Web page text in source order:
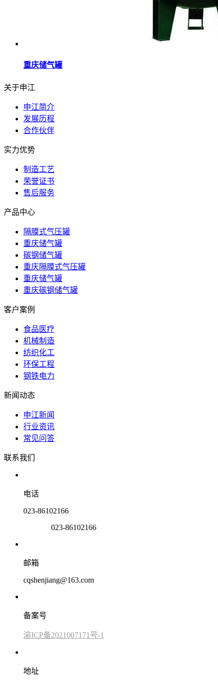
重庆储气罐
关于申江
申江简介
发展历程
合作伙伴
实力优势
制造工艺
荣誉证书
售后服务
产品中心
隔膜式气压罐
重庆储气罐
碳钢储气罐
重庆隔膜式气压罐
重庆储气罐
重庆碳钢储气罐
客户案例
食品医疗
机械制造
纺织化工
环保工程
钢铁电力
新闻动态
申江新闻
行业资讯
常见问答
联系我们
电话
023-86102166
023-86102166
邮箱
cqshenjiang@163.com
备案号
渝ICP备2021007171号-1
地址